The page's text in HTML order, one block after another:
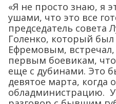
«Я не просто знаю, я
ушами, что это все
председатель совета
Голенко, который был
Ефремовым, встречал,
первым боевикам,
еще с дубинами. Это
девятое марта, когда
обладминистрацию.